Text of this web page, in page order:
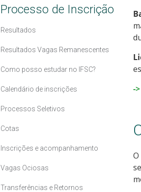
Processo de Inscrição
Resultados
Resultados Vagas Remanescentes
Como posso estudar no IFSC?
Calendário de inscrições
Processos Seletivos
Cotas
Inscrições e acompanhamento
Vagas Ociosas
Transferências e Retornos
-